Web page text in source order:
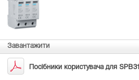
Завантажити
Посібники користувача для